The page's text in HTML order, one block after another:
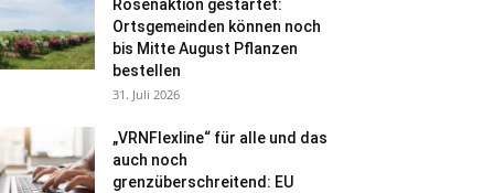
Rosenaktion gestartet:
Ortsgemeinden können noch
bis Mitte August Pflanzen
bestellen
31. Juli 2026
„VRNFlexline“ für alle und das
auch noch
grenzüberschreitend: EU